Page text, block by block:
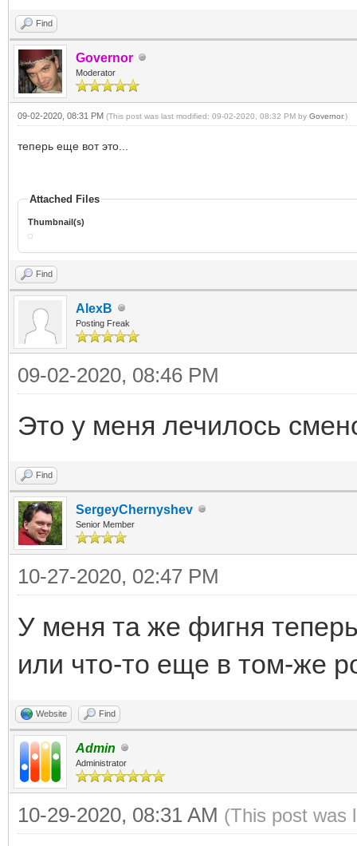
Find
Governor
Moderator
09-02-2020, 08:31 PM (This post was last modified: 09-02-2020, 08:32 PM by Governor.)
теперь еще вот это...
Attached Files
Thumbnail(s)
Find
AlexB
Posting Freak
09-02-2020, 08:46 PM
Это у меня лечилось
Find
SergeyChernyshev
Senior Member
10-27-2020, 02:47 PM
У меня та же фигня
или что-то еще в том-же
Website Find
Admin
Administrator
10-29-2020, 08:31 AM (This post was